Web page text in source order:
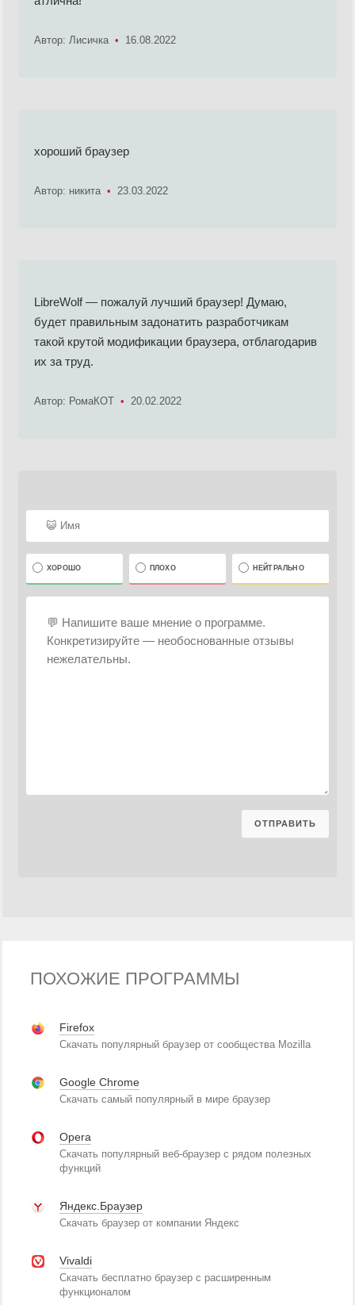
Автор: Лисичка • 16.08.2022
хороший браузер
Автор: никита • 23.03.2022
LibreWolf — пожалуй лучший браузер! Думаю,
будет правильным задонатить разработчикам
такой крутой модификации браузера, отблагодарив
их за труд.
Автор: РомаКОТ • 20.02.2022
ХОРОШО ПЛОХО НЕЙТРАЛЬНО
ПОХОЖИЕ ПРОГРАММЫ
Firefox
Скачать популярный браузер от сообщества Mozilla
Google Chrome
Скачать самый популярный в мире браузер
Opera
Скачать популярный веб-браузер с рядом полезных
функций
Яндекс.Браузер
Скачать браузер от компании Яндекс
Vivaldi
Скачать бесплатно браузер с расширенным
функционалом